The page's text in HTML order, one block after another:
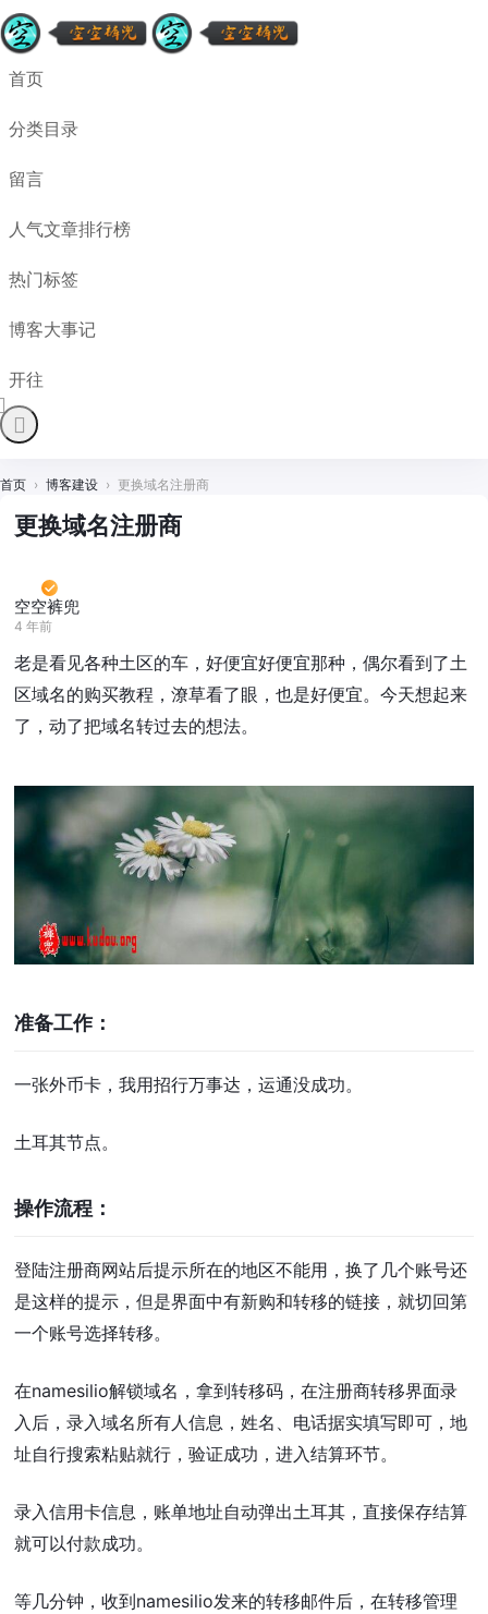
首页
分类目录
留言
人气文章排行榜
热门标签
博客大事记
开往
首页 › 博客建设 › 更换域名注册商
更换域名注册商
空空裤兜
4 年前
老是看见各种土区的车，好便宜好便宜那种，偶尔看到了土
区域名的购买教程，潦草看了眼，也是好便宜。今天想起来
了，动了把域名转过去的想法。
准备工作：
一张外币卡，我用招行万事达，运通没成功。
土耳其节点。
操作流程：
登陆注册商网站后提示所在的地区不能用，换了几个账号还
是这样的提示，但是界面中有新购和转移的链接，就切回第
一个账号选择转移。
在namesilio解锁域名，拿到转移码，在注册商转移界面录
入后，录入域名所有人信息，姓名、电话据实填写即可，地
址自行搜索粘贴就行，验证成功，进入结算环节。
录入信用卡信息，账单地址自动弹出土耳其，直接保存结算
就可以付款成功。
等几分钟，收到namesilio发来的转移邮件后，在转移管理